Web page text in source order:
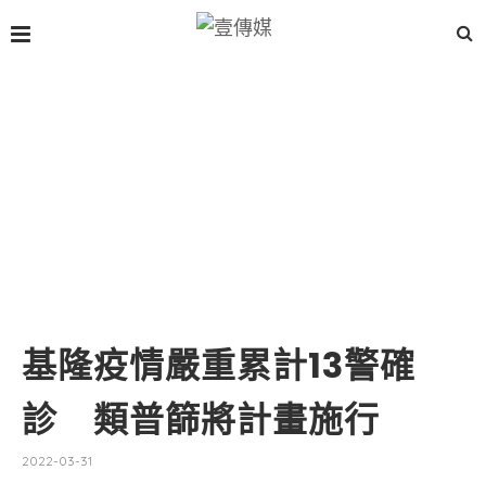
基隆疫情嚴重累計13警確
診 類普篩將計畫施行
2022-03-31